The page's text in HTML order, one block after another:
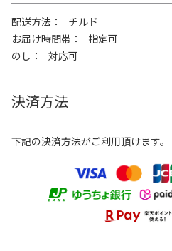
配送方法
チルド
お届け時間帯
指定可
のし
対応可
決済方法
下記の決済方法がご利用頂けます。